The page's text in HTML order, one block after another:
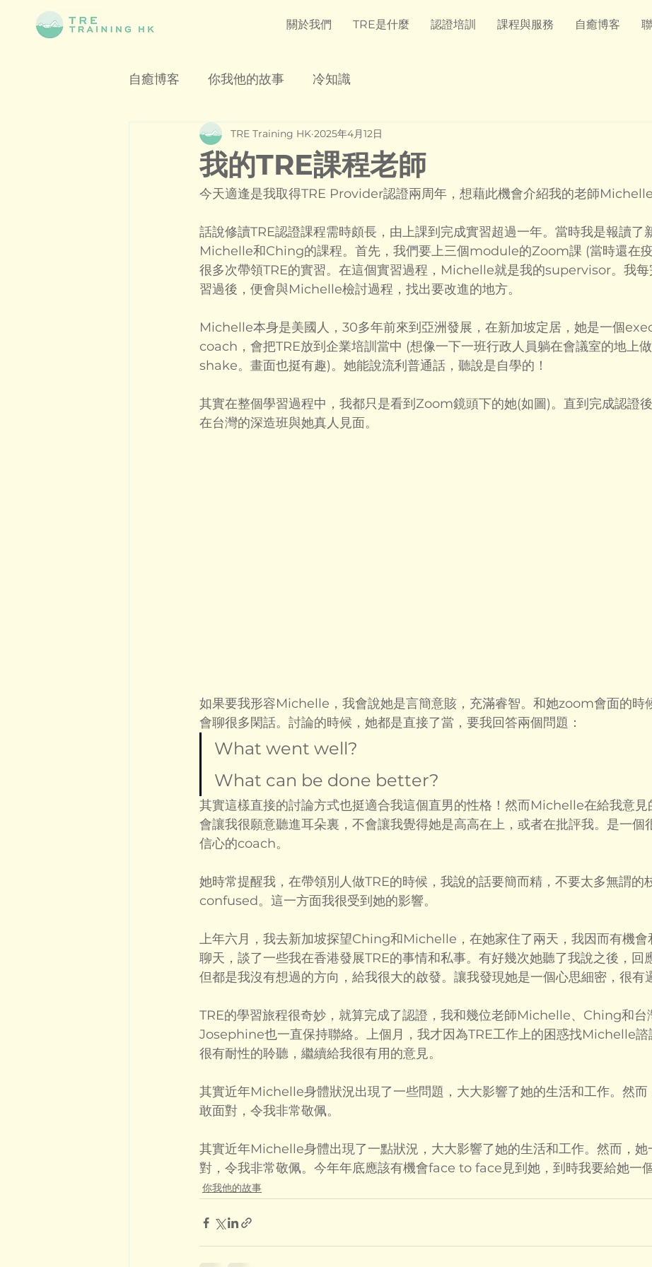
關於我們 TRE是什麼 認證培訓 課程與服務 自癒博客
自癒博客 你我他的故事 冷知識
我的TRE課程老師
TRE Training HK 2025年4月12日
今天適逢是我取得TRE Provider認證兩周年，想藉此機會介紹我的老師
話說修讀TRE認證課程需時頗長，由上課到完成實習超過一年。當時我是報讀了
Michelle和Ching的課程。首先，我們要上三個module的Zoom課 (當時還在
很多次帶領TRE的實習。在這個實習過程，Michelle就是我的supervisor。我每
習過後，便會與Michelle檢討過程，找出要改進的地方。
Michelle本身是美國人，30多年前來到亞洲發展，在新加坡定居，她是一個
coach，會把TRE放到企業培訓當中 (想像一下一班行政人員躺在會議室的地上
shake。畫面也挺有趣)。她能說流利普通話，聽說是自學的！
其實在整個學習過程中，我都只是看到Zoom鏡頭下的她(如圖)。直到完成認證
在台灣的深造班與她真人見面。
如果要我形容Michelle，我會說她是言簡意賅，充滿睿智。和她zoom會面的時
會聊很多閑話。討論的時候，她都是直接了當，要我回答兩個問題：
What went well?
What can be done better?
其實這樣直接的討論方式也挺適合我這個直男的性格！然而Michelle在給我意見
會讓我很願意聽進耳朵裏，不會讓我覺得她是高高在上，或者在批評我。是一個
信心的coach。
她時常提醒我，在帶領別人做TRE的時候，我說的話要簡而精，不要太多無謂的
confused。這一方面我很受到她的影響。
上年六月，我去新加坡探望Ching和Michelle，在她家住了兩天，我因而有機
聊天，談了一些我在香港發展TRE的事情和私事。有好幾次她聽了我說之後，回
但都是我沒有想過的方向，給我很大的啟發。讓我發現她是一個心思細密，很有
TRE的學習旅程很奇妙，就算完成了認證，我和幾位老師Michelle、Ching和台
Josephine也一直保持聯絡。上個月，我才因為TRE工作上的困惑找Michelle諮
很有耐性的聆聽，繼續給我很有用的意見。
其實近年Michelle身體狀況出現了一些問題，大大影響了她的生活和工作。然而
敢面對，令我非常敬佩。
其實近年Michelle身體出現了一點狀況，大大影響了她的生活和工作。然而，她
對，令我非常敬佩。今年年底應該有機會face to face見到她，到時我要給她一
你我他的故事